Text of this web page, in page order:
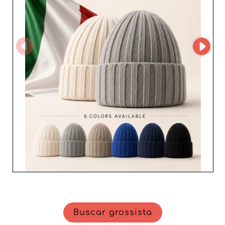
prestados. Escolher YOUNGOIA SRL é também garantir
produtos disponíveis de forma rápida e eficiente,
minimizando os prazos de entrega. A sua compreensão
das necessidades dos revendedores e o compromisso
com um atendimento ao cliente irrepreensível fazem
deste grossista um parceiro de eleição para qualquer
empresa que deseje ampliar a sua gama de acessórios
femininos. YOUNGOIA SRL não é apenas um fornecedor
de acessórios; é um parceiro estratégico para quem
pretende destacar-se no setor da moda feminina,
oferecendo às suas clientes produtos que combinam
estilo, qualidade e inovação.
Buscar grossista